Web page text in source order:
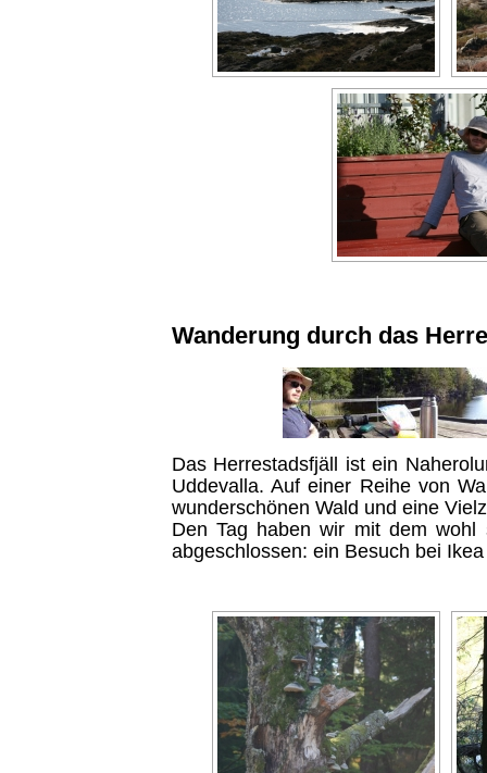
Wanderung durch das
Das Herrestadsfjäll ist ein
Uddevalla. Auf einer Reihe von
wunderschönen Wald und eine
Den Tag haben wir mit dem wohl
abgeschlossen: ein Besuch bei